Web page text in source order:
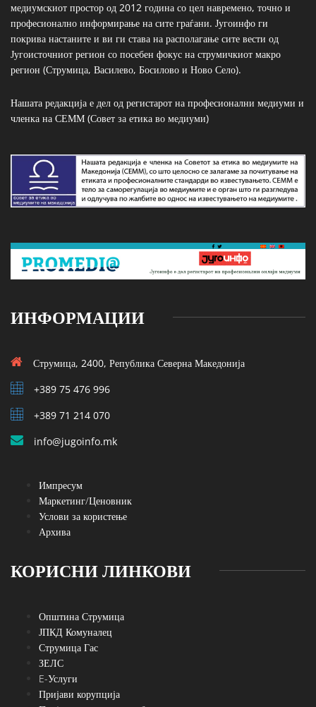
медиумскиот простор од 2012 година со цел навремено, точно и
професионално информирање на сите граѓани. Југоинфо ги
покрива настаните и ви ги става на располагање сите вести од
Југоисточниот регион со посебен фокус на струмичкиот макро
регион (Струмица, Василево, Босилово и Ново Село).
Нашата редакција е дел од регистарот на професионални медиуми и
членка на СЕММ (Совет за етика во медиуми)
ИНФОРМАЦИИ
Струмица, 2400, Република Северна Македонија
+389 75 476 996
+389 71 214 070
info@jugoinfo.mk
Импресум
Маркетинг/Ценовник
Услови за користење
Архива
КОРИСНИ ЛИНКОВИ
Општина Струмица
ЈПКД Комуналец
Струмица Гас
ЗЕЛС
E-Услуги
Пријави корупција